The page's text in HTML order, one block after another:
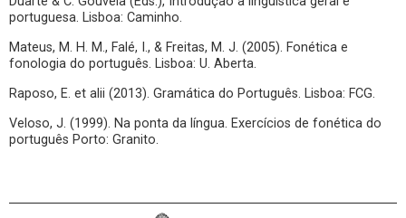
portuguesa. Lisboa: Caminho.
Mateus, M. H. M., Falé, I., & Freitas, M. J. (2005). Fonética e
fonologia do português. Lisboa: U. Aberta.
Raposo, E. et alii (2013). Gramática do Português. Lisboa: FCG.
Veloso, J. (1999). Na ponta da língua. Exercícios de fonética do
português Porto: Granito.